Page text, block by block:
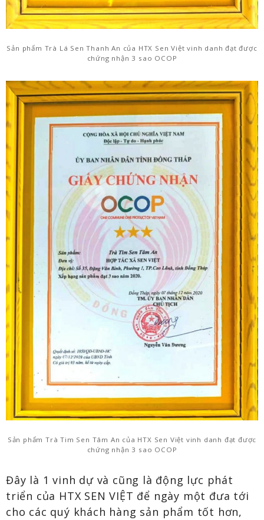
Sản phẩm Trà Lá Sen Thanh An của HTX Sen Việt vinh danh đạt được
chứng nhận 3 sao OCOP
Sản phẩm Trà Tim Sen Tâm An của HTX Sen Việt vinh danh đạt được
chứng nhận 3 sao OCOP
Đây là 1 vinh dự và cũng là động lực phát
triển của HTX SEN VIỆT để ngày một đưa tới
cho các quý khách hàng sản phẩm tốt hơn,